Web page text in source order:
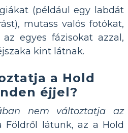
(például egy labdát
mutass valós fotókat,
egyes fázisokat azzal,
kint látnak.
a Hold
éjjel?
nem változtatja az
Földről látunk, az a Hold